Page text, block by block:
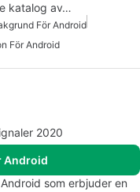
katalog av…
För Android
För Android
2020
Android
som erbjuder en